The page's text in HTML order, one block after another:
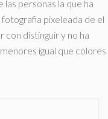
personas la que ha
pixeleada de el
con distinguir y no ha
igual que colores